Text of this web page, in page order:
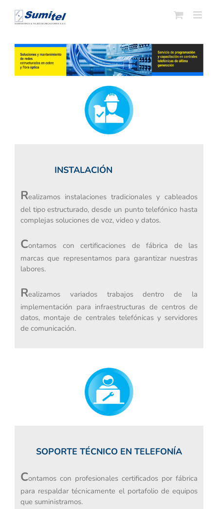
contenido
INSTALACIÓN
Realizamos instalaciones tradicionales y cableados
del tipo estructurado, desde un punto telefónico hasta
complejas soluciones de voz, video y datos.
Contamos con certificaciones de fábrica de las
marcas que representamos para garantizar nuestras
labores.
Realizamos variados trabajos dentro de la
implementación para infraestructuras de centros de
datos, montaje de centrales telefónicas y servidores
de comunicación.
SOPORTE TÉCNICO EN TELEFONÍA
Contamos con profesionales certificados por fábrica
para respaldar técnicamente el portafolio de equipos
que suministramos.